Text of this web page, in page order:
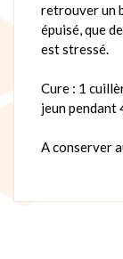
retrouver un
épuisé, que
est stressé.
Cure : 1
jeun pendant
A conserver